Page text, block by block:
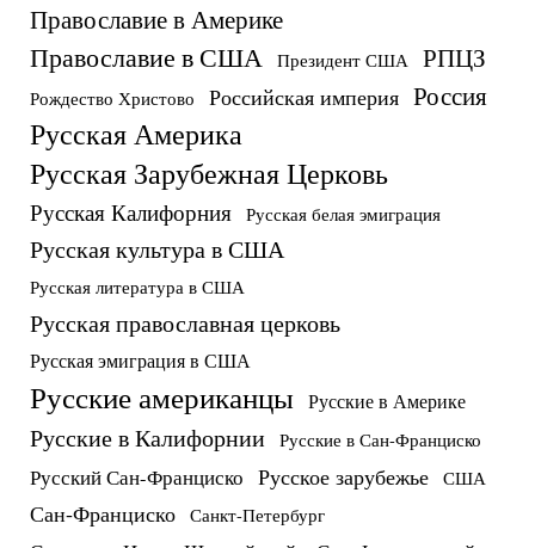
Православие в Америке
Православие в США Президент США РПЦЗ
Рождество Христово Российская империя Россия
Русская Америка
Русская Зарубежная Церковь
Русская Калифорния Русская белая эмиграция
Русская культура в США
Русская литература в США
Русская православная церковь
Русская эмиграция в США
Русские американцы Русские в Америке
Русские в Калифорнии Русские в Сан-Франциско
Русский Сан-Франциско Русское зарубежье США
Сан-Франциско Санкт-Петербург